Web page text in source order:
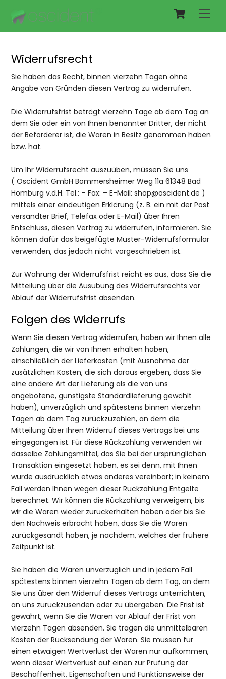
Cart
Widerrufsrecht
Sie haben das Recht, binnen vierzehn Tagen ohne
Angabe von Gründen diesen Vertrag zu widerrufen.
Die Widerrufsfrist beträgt vierzehn Tage ab dem Tag an
dem Sie oder ein von Ihnen benannter Dritter, der nicht
der Beförderer ist, die Waren in Besitz genommen haben
bzw. hat.
Um Ihr Widerrufsrecht auszuüben, müssen Sie uns
( Oscident GmbH Bommersheimer Weg 11a 61348 Bad
Homburg v.d.H. Tel.: – Fax: – E-Mail: shop@oscident.de )
mittels einer eindeutigen Erklärung (z. B. ein mit der Post
versandter Brief, Telefax oder E-Mail) über Ihren
Entschluss, diesen Vertrag zu widerrufen, informieren. Sie
können dafür das beigefügte Muster-Widerrufsformular
verwenden, das jedoch nicht vorgeschrieben ist.
Zur Wahrung der Widerrufsfrist reicht es aus, dass Sie die
Mitteilung über die Ausübung des Widerrufsrechts vor
Ablauf der Widerrufsfrist absenden.
Folgen des Widerrufs
Wenn Sie diesen Vertrag widerrufen, haben wir Ihnen alle
Zahlungen, die wir von Ihnen erhalten haben,
einschließlich der Lieferkosten (mit Ausnahme der
zusätzlichen Kosten, die sich daraus ergeben, dass Sie
eine andere Art der Lieferung als die von uns
angebotene, günstigste Standardlieferung gewählt
haben), unverzüglich und spätestens binnen vierzehn
Tagen ab dem Tag zurückzuzahlen, an dem die
Mitteilung über Ihren Widerruf dieses Vertrags bei uns
eingegangen ist. Für diese Rückzahlung verwenden wir
dasselbe Zahlungsmittel, das Sie bei der ursprünglichen
Transaktion eingesetzt haben, es sei denn, mit Ihnen
wurde ausdrücklich etwas anderes vereinbart; in keinem
Fall werden Ihnen wegen dieser Rückzahlung Entgelte
berechnet. Wir können die Rückzahlung verweigern, bis
wir die Waren wieder zurückerhalten haben oder bis Sie
den Nachweis erbracht haben, dass Sie die Waren
zurückgesandt haben, je nachdem, welches der frühere
Zeitpunkt ist.
Sie haben die Waren unverzüglich und in jedem Fall
spätestens binnen vierzehn Tagen ab dem Tag, an dem
Sie uns über den Widerruf dieses Vertrags unterrichten,
an uns zurückzusenden oder zu übergeben. Die Frist ist
gewahrt, wenn Sie die Waren vor Ablauf der Frist von
vierzehn Tagen absenden. Sie tragen die unmittelbaren
Kosten der Rücksendung der Waren. Sie müssen für
einen etwaigen Wertverlust der Waren nur aufkommen,
wenn dieser Wertverlust auf einen zur Prüfung der
Beschaffenheit, Eigenschaften und Funktionsweise der